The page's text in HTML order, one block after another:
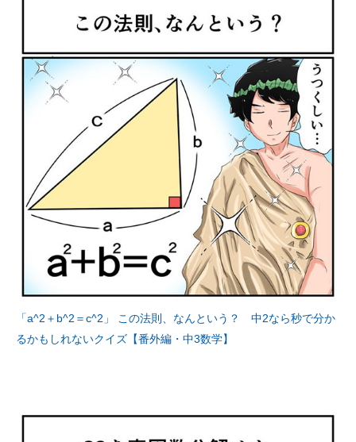
「a^2＋b^2＝c^2」 この法則、なんという？ 中2なら秒で分か
るかもしれないクイズ【番外編・中3数学】